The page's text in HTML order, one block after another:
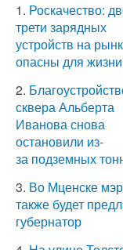
1. Роскачество:
трети зарядных
устройств на
опасны для жизни
2.
сквера Альберта
Иванова снова
остановили из-
за подземных
3. Во Мценске
также будет
губернатор